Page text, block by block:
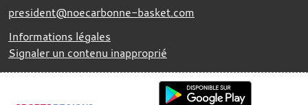
president@noecarbonne-basket.com
Informations légales
Signaler un contenu inapproprié